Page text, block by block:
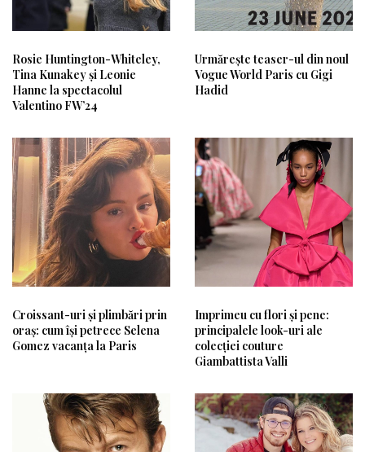
Rosie Huntington-Whiteley,
Tina Kunakey și Leonie
Hanne la spectacolul
Valentino FW’24
Urmărește teaser-ul din noul
Vogue World Paris cu Gigi
Hadid
Croissant-uri și plimbări prin
oraș: cum își petrece Selena
Gomez vacanța la Paris
Imprimeu cu flori și pene:
principalele look-uri ale
colecției couture
Giambattista Valli